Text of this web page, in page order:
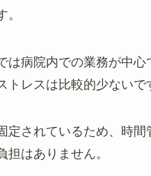
。
は病院内での業務が中心
トレスは比較的少ないで
定されているため、時間
担はありません。